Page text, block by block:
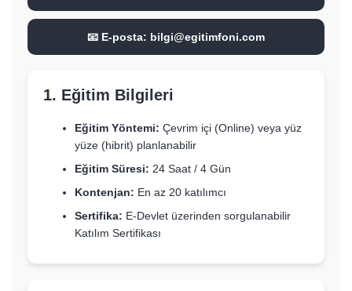
📧 E-posta: bilgi@egitimfoni.com
1. Eğitim Bilgileri
Eğitim Yöntemi: Çevrim içi (Online) veya yüz
yüze (hibrit) planlanabilir
Eğitim Süresi: 24 Saat / 4 Gün
Kontenjan: En az 20 katılımcı
Sertifika: E-Devlet üzerinden sorgulanabilir
Katılım Sertifikası